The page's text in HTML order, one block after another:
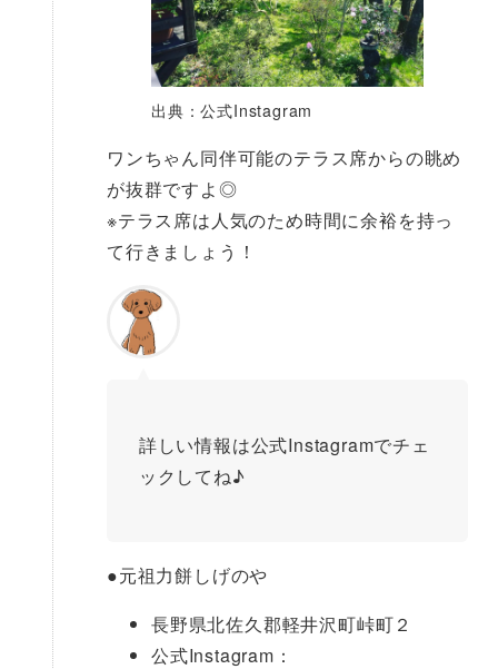
出典：公式Instagram
ワンちゃん同伴可能のテラス席からの眺め
が抜群ですよ◎
※テラス席は人気のため時間に余裕を持っ
て行きましょう！
詳しい情報は公式Instagramでチェ
ックしてね♪
●元祖力餅しげのや
長野県北佐久郡軽井沢町峠町２
公式Instagram：